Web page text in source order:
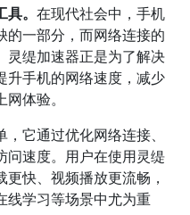
。 在现代社会中，手机
的一部分，而网络连接的
灵缇加速器正是为了解决
升手机的网络速度，减少
体验。
它通过优化网络连接、
问速度。用户在使用灵缇
快、视频播放更流畅，
线学习等场景中尤为重